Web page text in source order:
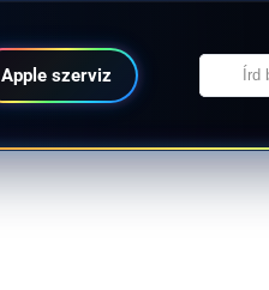
Apple szerviz